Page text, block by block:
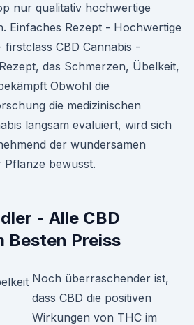
nur qualitativ hochwertige
Einfaches Rezept - Hochwertige
CBD Cannabis -
das Schmerzen, Übelkeit,
Obwohl die
die medizinischen
langsam evaluiert, wird sich
der wundersamen
Pflanze bewusst.
- Alle CBD
Besten Preiss
Noch überraschender ist,
dass CBD die positiven
Wirkungen von THC im